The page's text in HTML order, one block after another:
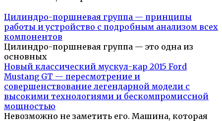
Цилиндро-поршневая группа — принципы
работы и устройство с подробным анализом всех
компонентов
Цилиндро-поршневая группа — это одна из
основных
Новый классический мускул-кар 2015 Ford
Mustang GT — пересмотрение и
совершенствование легендарной модели с
высокими технологиями и бескомпромиссной
мощностью
Невозможно не заметить его. Машина, которая